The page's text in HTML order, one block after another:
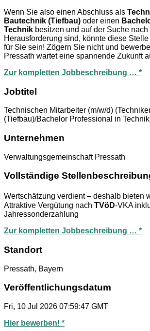
Wenn Sie also einen Abschluss als
Bautechnik (Tiefbau) oder einen
Technik besitzen und auf der Suche
Herausforderung sind, könnte diese
für Sie sein! Zögern Sie nicht und
Pressath wartet eine spannende Zukunft
Zur kompletten Jobbeschreibung … *
Jobtitel
Technischen Mitarbeiter (m/w/d)
(Tiefbau)/Bachelor Professional in
Unternehmen
Verwaltungsgemeinschaft Pressath
Vollständige
Wertschätzung verdient – deshalb bieten
Attraktive Vergütung nach TVöD-VKA
Jahressonderzahlung
Zur kompletten Jobbeschreibung … *
Standort
Pressath, Bayern
Veröffentlichungsdatum
Fri, 10 Jul 2026 07:59:47 GMT
Hier bewerben! *